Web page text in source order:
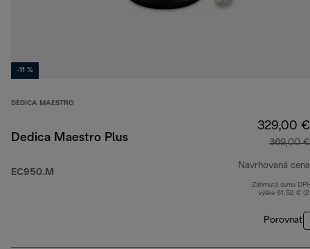
-11 %
DEDICA MAESTRO
Dedica Maestro Plus
EC950.M
329,00 €
369,00 €
Navrhovaná cena
Zahrnutá suma
výške 61,52 €
Porovnať